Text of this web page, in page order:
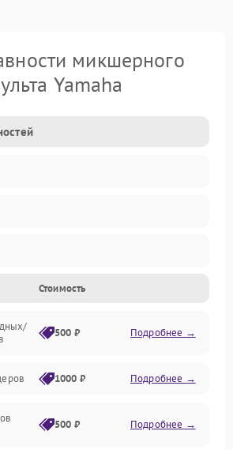
микшерного
Yamaha
Стоимость
500 ₽ Подробнее →
1000 ₽ Подробнее →
500 ₽ Подробнее →